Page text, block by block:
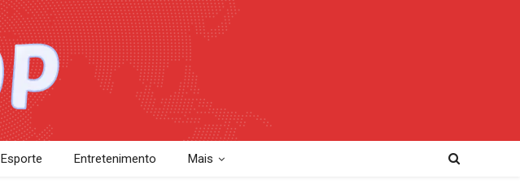
Esporte Entretenimento Mais